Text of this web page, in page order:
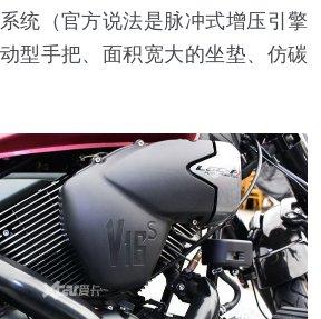
统（官方说法是脉冲式增压引擎
型手把、面积宽大的坐垫、仿碳